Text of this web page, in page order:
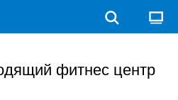
фитнес центр